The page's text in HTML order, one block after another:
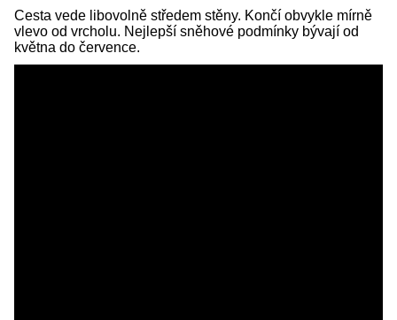
Cesta vede libovolně středem stěny. Končí obvykle mírně
vlevo od vrcholu. Nejlepší sněhové podmínky bývají od
května do července.